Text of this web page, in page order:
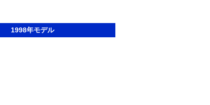
1998年モデル